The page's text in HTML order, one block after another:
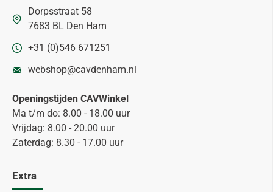
Dorpsstraat 58
7683 BL Den Ham
+31 (0)546 671251
webshop@cavdenham.nl
Openingstijden CAVWinkel
Ma t/m do: 8.00 - 18.00 uur
Vrijdag: 8.00 - 20.00 uur
Zaterdag: 8.30 - 17.00 uur
Extra